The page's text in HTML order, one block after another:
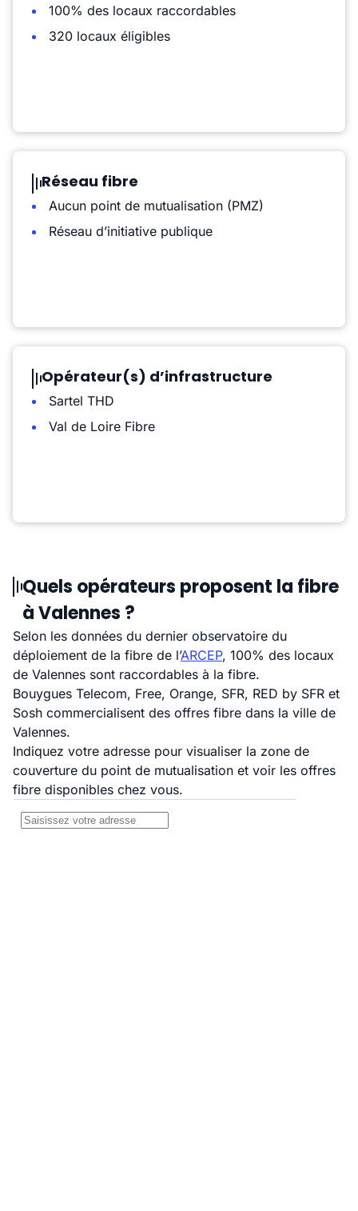
100% des locaux raccordables
320 locaux éligibles
Réseau fibre
Aucun point de mutualisation (PMZ)
Réseau d’initiative publique
Opérateur(s) d’infrastructure
Sartel THD
Val de Loire Fibre
Quels opérateurs proposent la fibre
à Valennes ?
Selon les données du dernier observatoire du
déploiement de la fibre de l’ARCEP, 100% des locaux
de Valennes sont raccordables à la fibre.
Bouygues Telecom, Free, Orange, SFR, RED by SFR et
Sosh commercialisent des offres fibre dans la ville de
Valennes.
Indiquez votre adresse pour visualiser la zone de
couverture du point de mutualisation et voir les offres
fibre disponibles chez vous.